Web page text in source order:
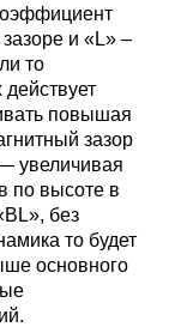
и «L» –
то
повышая
зазор
увеличивая
по высоте в
без
то будет
основного